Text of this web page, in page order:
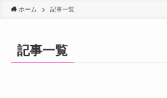
ホーム 記事一覧
記事一覧